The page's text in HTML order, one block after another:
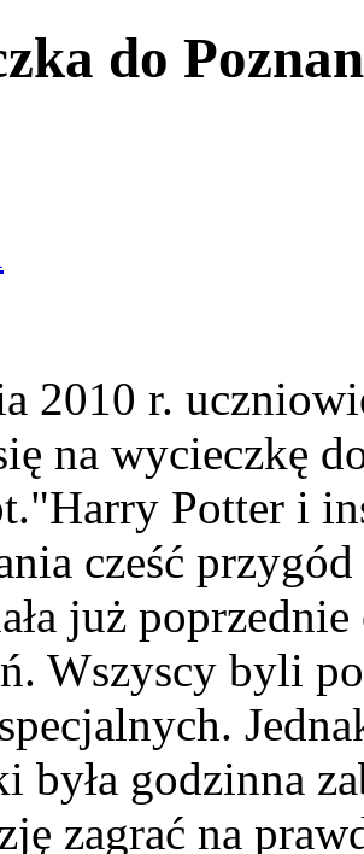
do
2010 r.
na wycieczkę
Potter i
cześć
już
Wszyscy byli
była godzinna
zagrać na